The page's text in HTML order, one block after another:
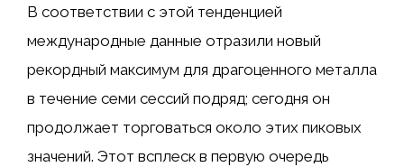
В соответствии с этой тенденцией
международные данные отразили новый
рекордный максимум для драгоценного металла
в течение семи сессий подряд; сегодня он
продолжает торговаться около этих пиковых
значений. Этот всплеск в первую очередь